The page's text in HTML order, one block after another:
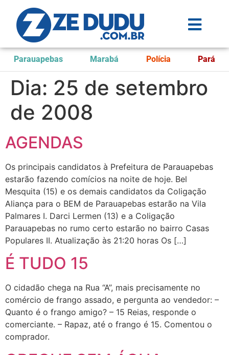
Parauapebas Marabá Polícia Pará
Dia: 25 de setembro
de 2008
AGENDAS
Os principais candidatos à Prefeitura de Parauapebas
estarão fazendo comícios na noite de hoje. Bel
Mesquita (15) e os demais candidatos da Coligação
Aliança para o BEM de Parauapebas estarão na Vila
Palmares I. Darci Lermen (13) e a Coligação
Parauapebas no rumo certo estarão no bairro Casas
Populares II. Atualização às 21:20 horas Os […]
É TUDO 15
O cidadão chega na Rua “A”, mais precisamente no
comércio de frango assado, e pergunta ao vendedor: –
Quanto é o frango amigo? – 15 Reias, responde o
comerciante. – Rapaz, até o frango é 15. Comentou o
comprador.